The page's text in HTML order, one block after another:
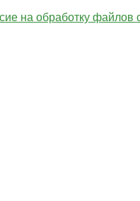
на обработку файлов